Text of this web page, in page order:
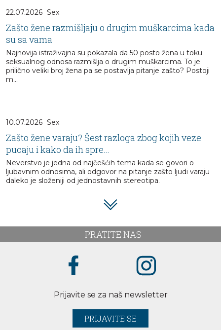
22.07.2026 Sex
Zašto žene razmišljaju o drugim muškarcima kada
su sa vama
Najnovija istraživajna su pokazala da 50 posto žena u toku
seksualnog odnosa razmišlja o drugim muškarcima. To je
prilično veliki broj žena pa se postavlja pitanje zašto? Postoji
m...
10.07.2026 Sex
Zašto žene varaju? Šest razloga zbog kojih veze
pucaju i kako da ih spre...
Neverstvo je jedna od najčešćih tema kada se govori o
ljubavnim odnosima, ali odgovor na pitanje zašto ljudi varaju
daleko je složeniji od jednostavnih stereotipa.
PRATITE NAS
Prijavite se za naš newsletter
PRIJAVITE SE